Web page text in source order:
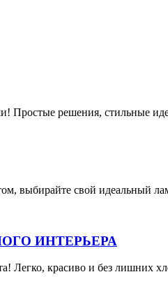
Простые решения, стильные
выбирайте свой идеальный
ИНТЕРЬЕРА
Легко, красиво и без лишних